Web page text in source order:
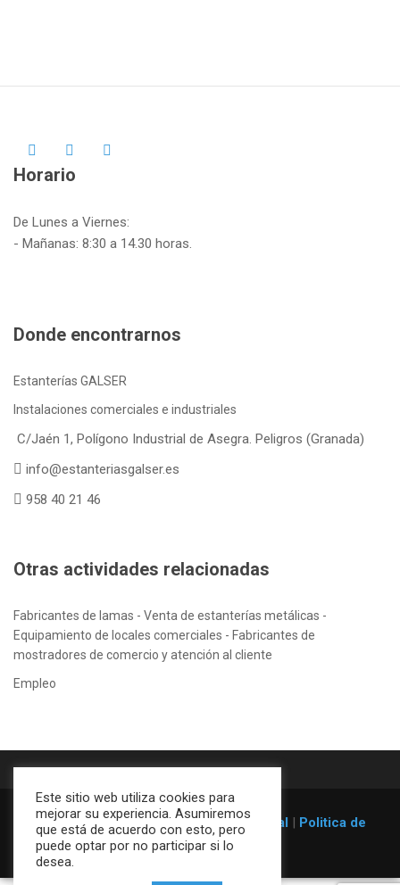
Horario
De Lunes a Viernes:
- Mañanas: 8:30 a 14.30 horas.
Donde encontrarnos
Estanterías GALSER
Instalaciones comerciales e industriales
C/Jaén 1, Polígono Industrial de Asegra. Peligros (Granada)
info@estanteriasgalser.es
958 40 21 46
Otras actividades relacionadas
Fabricantes de lamas - Venta de estanterías metálicas -
Equipamiento de locales comerciales - Fabricantes de
mostradores de comercio y atención al cliente
Empleo
© 1996-2026Estanterías Galser|Aviso legal | Politica de
cookies
Este sitio web utiliza cookies para
mejorar su experiencia. Asumiremos
que está de acuerdo con esto, pero
puede optar por no participar si lo
desea.